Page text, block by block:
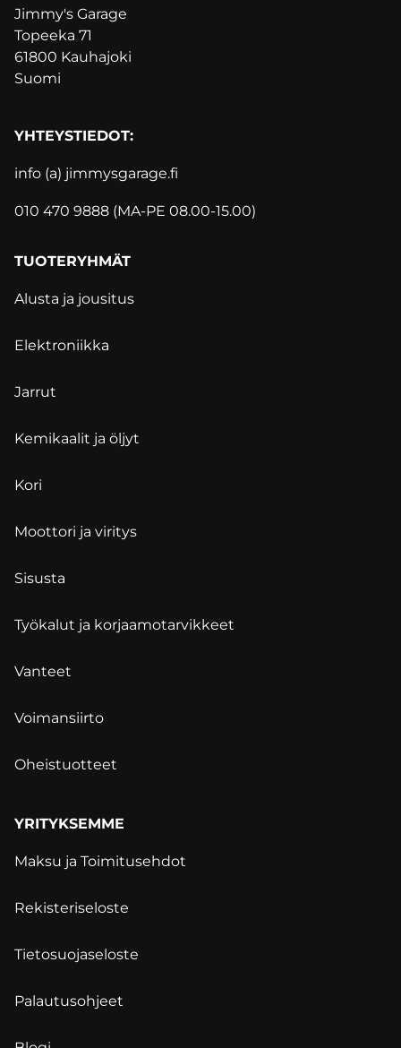
Jimmy's Garage
Topeeka 71
61800 Kauhajoki
Suomi
YHTEYSTIEDOT:
info (a) jimmysgarage.fi
010 470 9888 (MA-PE 08.00-15.00)
TUOTERYHMÄT
Alusta ja jousitus
Elektroniikka
Jarrut
Kemikaalit ja öljyt
Kori
Moottori ja viritys
Sisusta
Työkalut ja korjaamotarvikkeet
Vanteet
Voimansiirto
Oheistuotteet
YRITYKSEMME
Maksu ja Toimitusehdot
Rekisteriseloste
Tietosuojaseloste
Palautusohjeet